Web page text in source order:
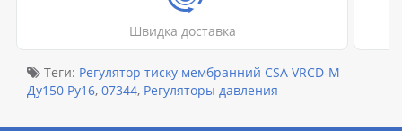
Швидка доставка
Теги: Регулятор тиску мембранний CSA VRCD-M
Ду150 Ру16, 07344, Регуляторы давления